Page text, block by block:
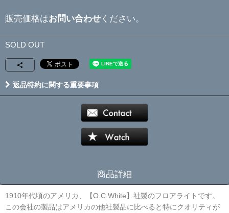
販売価格はお問い合わせ ください。
SOLD OUT
返品特約に関する重要事項
商品詳細
1910年代頃のアメリカ、【O.C.White】社製のフロアライトです。
この会社の製品はアメリカの他社製品に比べると特にクオリティが